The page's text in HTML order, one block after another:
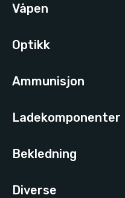
Våpen
Optikk
Ammunisjon
Ladekomponenter
Bekledning
Diverse